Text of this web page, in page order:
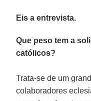
Eis a entrevista.
Que peso tem a
católicos?
Trata-se de um
colaboradores